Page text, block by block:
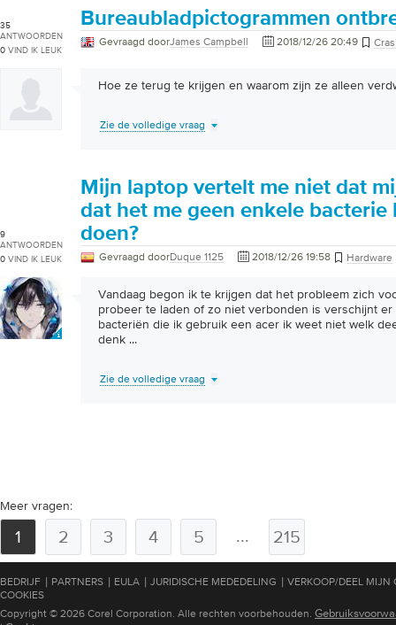
35
ANTWOORDEN
0 VIND IK LEUK
Bureaubladpictogrammen
Gevraagd doorJames Campbell 2018/12/26 20:49
Hoe ze terug te krijgen en waarom zijn ze alleen
Zie de volledige vraag
9
ANTWOORDEN
0 VIND IK LEUK
Mijn laptop vertelt me niet dat
dat het me geen enkele bacterie
doen?
Gevraagd doorDuque 1125 2018/12/26 19:58 Hardware
Vandaag begon ik te krijgen dat het probleem zich
probeer te laden of zo niet verbonden is verschijnt
bacteriën die ik gebruik een acer ik weet niet welk
denk ...
Zie de volledige vraag
Meer vragen:
1 2 3 4 5 ... 215
BEDRIJF | PARTNERS | EULA | JURIDISCHE MEDEDELING | VERKOOP/DEEL MIJN
COOKIES
Copyright © 2026 Corel Corporation. Alle rechten voorbehouden.